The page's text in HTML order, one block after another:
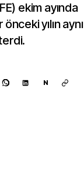
ekim ayında
yılın aynı
N